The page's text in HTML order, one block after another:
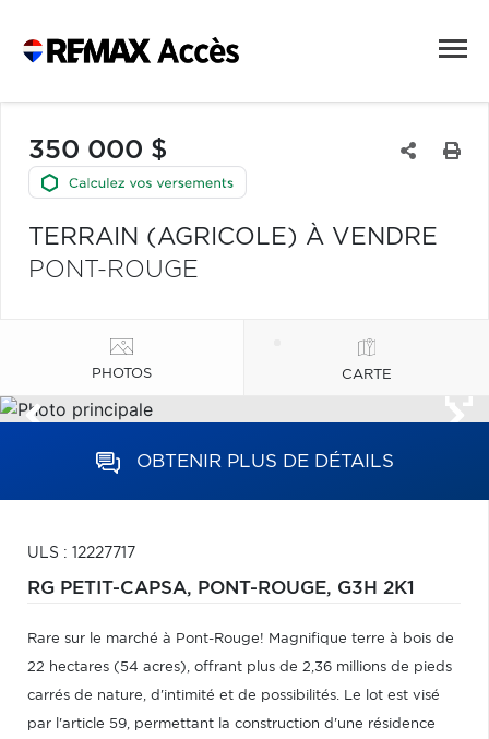
350 000 $
TERRAIN (AGRICOLE) À VENDRE
PONT-ROUGE
PHOTOS CARTE
OBTENIR PLUS DE DÉTAILS
ULS : 12227717
RG PETIT-CAPSA, PONT-ROUGE, G3H 2K1
Rare sur le marché à Pont-Rouge! Magnifique terre à bois de
22 hectares (54 acres), offrant plus de 2,36 millions de pieds
carrés de nature, d'intimité et de possibilités. Le lot est visé
par l'article 59, permettant la construction d'une résidence